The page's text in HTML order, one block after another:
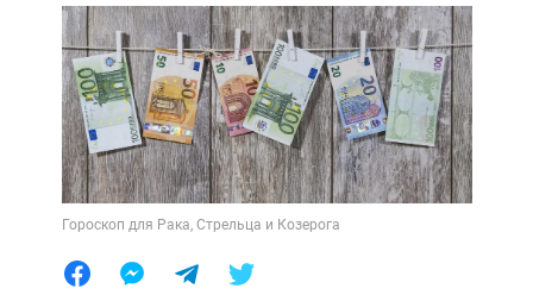
Гороскоп для Рака, Стрельца и Козерога